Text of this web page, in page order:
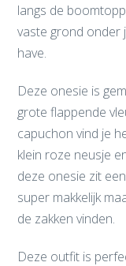
langs de
vaste grond onder
have.
Deze onesie is
grote flappende
capuchon vind je
klein roze neusje
deze onesie zit
super makkelijk
de zakken vinden.
Deze outfit is